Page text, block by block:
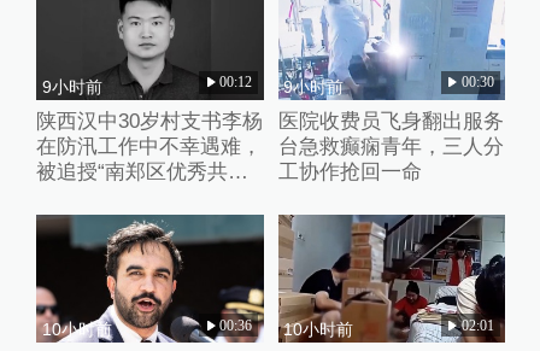
9小时前 00:12
陕西汉中30岁村支书李杨
在防汛工作中不幸遇难，
被追授“南郑区优秀共产
9小时前 00:30
医院收费员飞身翻出服务
台急救癫痫青年，三人分
工协作抢回一命
10小时前 00:36 10小时前 02:01